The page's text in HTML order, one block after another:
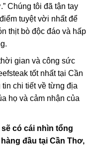
Chúng tôi đã tận tay
tuyệt vời nhất để
thịt bò độc đáo và hấp
gian và công sức
tốt nhất tại Cần
chi tiết về từng địa
họ và cảm nhận của
có cái nhìn tổng
đầu tại Cần Thơ,